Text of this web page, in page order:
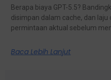
Berapa biaya GPT-5.5?
disimpan dalam cache, dan
permintaan aktual sebelum
Baca Lebih Lanjut